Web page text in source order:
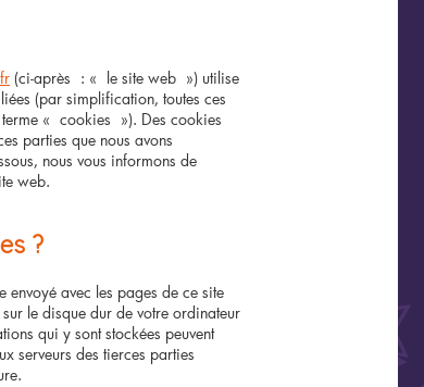
(ci-après : « le site web ») utilise
(par simplification, toutes ces
« cookies »). Des cookies
parties que nous avons
nous vous informons de
web.
?
envoyé avec les pages de ce site
le disque dur de votre ordinateur
qui y sont stockées peuvent
serveurs des tierces parties